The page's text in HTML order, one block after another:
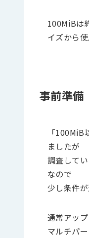
100MiBは
イズから使
事前準備
「
ましたが
調査して
なので
少し条件
通常アッ
マルチパ